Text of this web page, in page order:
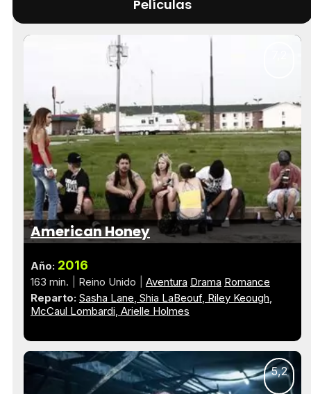
Películas
American Honey
Año: 2016
163 min. Reino Unido Aventura Drama Romance
Reparto: Sasha Lane Shia LaBeouf Riley Keough
McCaul Lombardi Arielle Holmes
5,2